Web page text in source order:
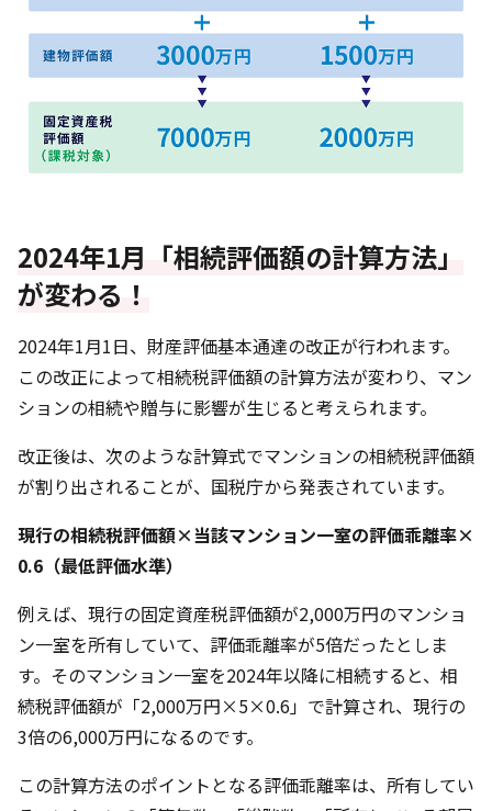
2024年1月「相続評価額の計算方法」
が変わる！
2024年1月1日、財産評価基本通達の改正が行われます。
この改正によって相続税評価額の計算方法が変わり、マン
ションの相続や贈与に影響が生じると考えられます。
改正後は、次のような計算式でマンションの相続税評価額
が割り出されることが、国税庁から発表されています。
現行の相続税評価額×当該マンション一室の評価乖離率×
0.6（最低評価水準）
例えば、現行の固定資産税評価額が2,000万円のマンショ
ン一室を所有していて、評価乖離率が5倍だったとしま
す。そのマンション一室を2024年以降に相続すると、相
続税評価額が「2,000万円×5×0.6」で計算され、現行の
3倍の6,000万円になるのです。
この計算方法のポイントとなる評価乖離率は、所有してい